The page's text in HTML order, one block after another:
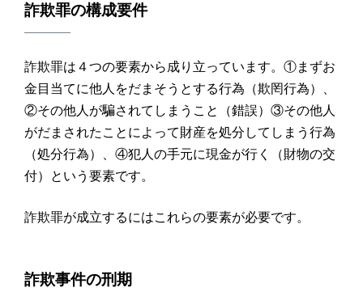
詐欺罪の構成要件
詐欺罪は４つの要素から成り立っています。①まずお
金目当てに他人をだまそうとする行為（欺罔行為）、
②その他人が騙されてしまうこと（錯誤）③その他人
がだまされたことによって財産を処分してしまう行為
（処分行為）、④犯人の手元に現金が行く（財物の交
付）という要素です。
詐欺罪が成立するにはこれらの要素が必要です。
詐欺事件の刑期